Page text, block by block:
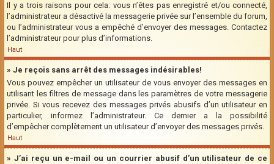
Il y a trois raisons pour cela: vous n’êtes pas enregistré et/ou connecté,
l’administrateur a désactivé la messagerie privée sur l’ensemble du forum,
ou l’administrateur vous a empêché d’envoyer des messages. Contactez
l’administrateur pour plus d’informations.
Haut
» Je reçois sans arrêt des messages indésirables!
Vous pouvez empêcher un utilisateur de vous envoyer des messages en
utilisant les filtres de message dans les paramètres de votre messagerie
privée. Si vous recevez des messages privés abusifs d’un utilisateur en
particulier, informez l’administrateur. Ce dernier a la possibilité
d’empêcher complètement un utilisateur d’envoyer des messages privés.
Haut
» J’ai reçu un e-mail ou un courrier abusif d’un utilisateur de ce